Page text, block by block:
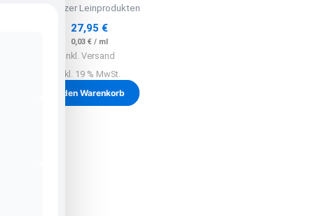
Lausitzer Leinprodukten
27,95 €
0,03 €/ ml
inkl. Versand
inkl. 19 % MwSt.
In den Warenkorb